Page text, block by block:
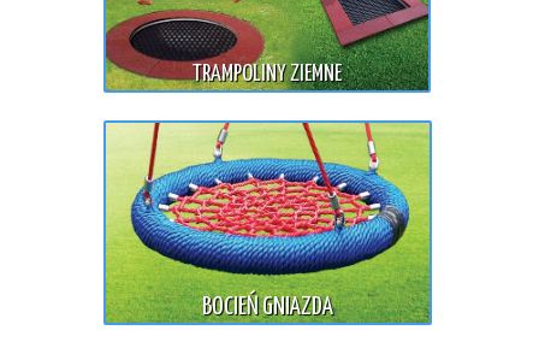
BOCIEŃ GNIAZDA
TRAMPOLINY ZIEMNE